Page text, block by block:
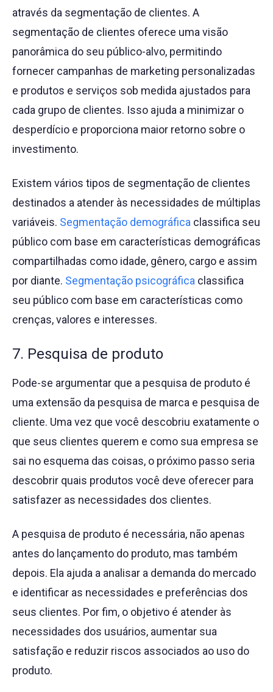
através da segmentação de clientes. A
segmentação de clientes oferece uma visão
panorâmica do seu público-alvo, permitindo
fornecer campanhas de marketing personalizadas
e produtos e serviços sob medida ajustados para
cada grupo de clientes. Isso ajuda a minimizar o
desperdício e proporciona maior retorno sobre o
investimento.
Existem vários tipos de segmentação de clientes
destinados a atender às necessidades de múltiplas
variáveis. Segmentação demográfica classifica seu
público com base em características demográficas
compartilhadas como idade, gênero, cargo e assim
por diante. Segmentação psicográfica classifica
seu público com base em características como
crenças, valores e interesses.
7. Pesquisa de produto
Pode-se argumentar que a pesquisa de produto é
uma extensão da pesquisa de marca e pesquisa de
cliente. Uma vez que você descobriu exatamente o
que seus clientes querem e como sua empresa se
sai no esquema das coisas, o próximo passo seria
descobrir quais produtos você deve oferecer para
satisfazer as necessidades dos clientes.
A pesquisa de produto é necessária, não apenas
antes do lançamento do produto, mas também
depois. Ela ajuda a analisar a demanda do mercado
e identificar as necessidades e preferências dos
seus clientes. Por fim, o objetivo é atender às
necessidades dos usuários, aumentar sua
satisfação e reduzir riscos associados ao uso do
produto.